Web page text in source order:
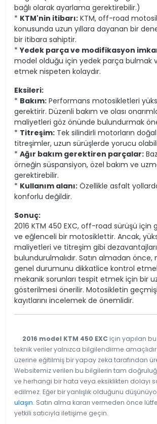
bağlı olarak ayarlama gerektirebilir.)
* KTM'nin itibarı: KTM, off-road
konusunda uzun yıllara dayanan bir
bir itibara sahiptir.
*Yedek parça ve modifikasyon
model olduğu için yedek parça bulmak
etmek nispeten kolaydır.
Eksileri:
* Bakım: Performans motosikletleri
gerektirir. Düzenli bakım ve olası
maliyetleri göz önünde bulundurmak
* Titreşim: Tek silindirli motorların
titreşimler, uzun sürüşlerde yorucu
* Ağır bakım gerektiren parçalar:
örneğin süspansiyon, özel bakım ve
gerektirebilir.
* Kullanım alanı: Özellikle asfalt
konforlu değildir.
Sonuç:
2016 KTM 450 EXC, off-road sürüşü için
ve eğlenceli bir motosiklettir. Ancak,
maliyetleri ve titreşim gibi
bulundurulmalıdır. Satın almadan
genel durumunu dikkatlice kontrol
mekanik sorunları tespit etmek için bir
gösterilmesi önerilir. Motosikletin
kayıtlarını incelemek de önemlidir.
2016 model KTM 450 EXC için yapılan
teknik veriler yalnızca bilgilendirme
üzerine eğitilmiş bir yapay zeka tarafından
Websitemiz verilen bu bilgilerin tam
ve herhangi bir hata veya eksiklikten dolayı
edilmez. Eğer bir yanlışlık olduğunu
ulaşın. Satın alma kararı vermeden önce
yetkili satıcıyla iletişime geçin.